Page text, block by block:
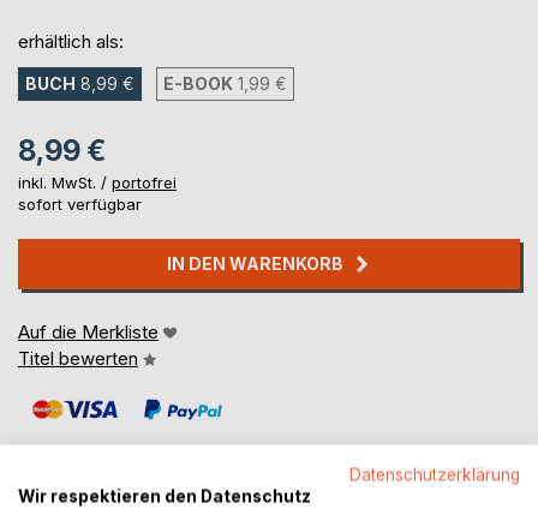
erhältlich als:
BUCH 8,99 € E-BOOK 1,99 €
8,99 €
inkl. MwSt. / portofrei
sofort verfügbar
IN DEN WARENKORB
Auf die Merkliste
Titel bewerten
Datenschutzerklärung
Wir respektieren den Datenschutz